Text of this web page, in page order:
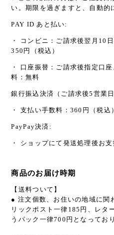
い。期限を過ぎますと、自動的
PAY ID あと払い:
・ コンビニ：ご請求後翌月10
350円（税込）
・ 口座振替：ご請求後指定口
料：無料
銀行振込決済（ご請求後5営業
・ 支払い手数料：360円（税込）
PayPay決済:
・ ショップにて発送処理後お
商品のお届け時期
【送料ついて】
● 注文個数、お住いの地域に関
リックポスト一律185円、レタ
うパック一律700円となってお